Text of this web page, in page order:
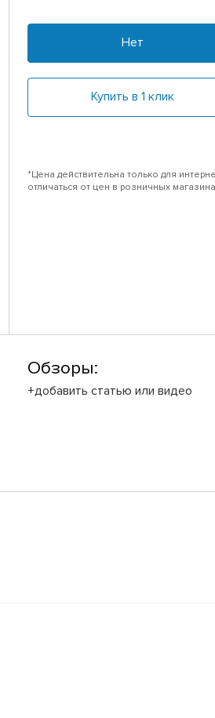
Нет
Купить в 1 клик
*Цена действительна только для
отличаться от цен в розничных
Обзоры:
+добавить статью или видео